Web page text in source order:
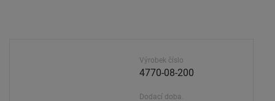
Výrobek číslo
4770-08-200
Dodací doba.